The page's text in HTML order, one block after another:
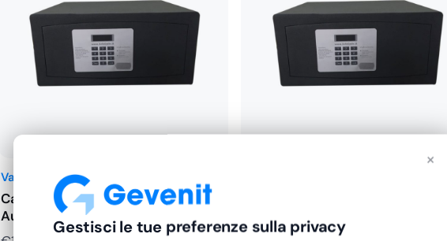
Vama
Cassaforte con Display e Serratura
Automatica 190x500x380
(Laptop…
Serratura 200x420x370 (Laptop
fino…
×
Gestisci le tue preferenze sulla privacy